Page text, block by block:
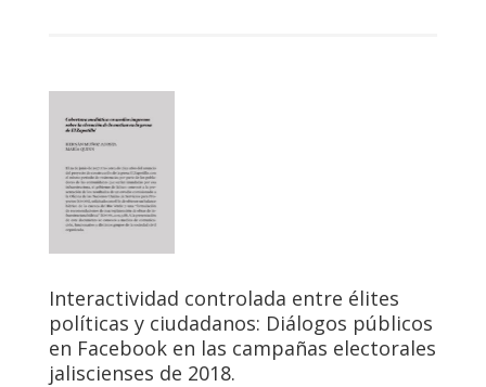
Interactividad controlada entre élites
políticas y ciudadanos: Diálogos públicos
en Facebook en las campañas electorales
jaliscienses de 2018.